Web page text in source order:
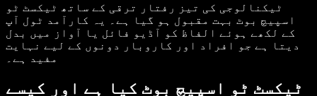
ٹیکنالوجی کی تیز رفتار ترقی کے ساتھ ٹیکسٹ ٹو
اسپیچ بوٹ بہت مقبول ہو گیا ہے۔ یہ کارآمد ٹول آپ
کے لکھے ہوئے الفاظ کو آڈیو فائل یا آواز میں بدل
دیتا ہے جو افراد اور کاروبار دونوں کے لیے نہایت
مفید ہے۔
ٹیکسٹ ٹو اسپیچ بوٹ کیا ہے اور کیسے